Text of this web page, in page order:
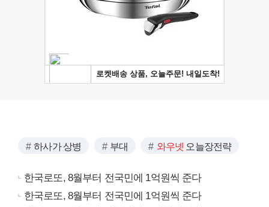
하사가 상병 부대 와우넷 오늘장전략
한국로또, 8월부터 전국민에 1억원씩 준다
한국로또, 8월부터 전국민에 1억원씩 준다